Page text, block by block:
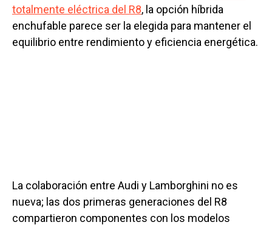
totalmente eléctrica del R8, la opción híbrida
enchufable parece ser la elegida para mantener el
equilibrio entre rendimiento y eficiencia energética.
La colaboración entre Audi y Lamborghini no es
nueva; las dos primeras generaciones del R8
compartieron componentes con los modelos